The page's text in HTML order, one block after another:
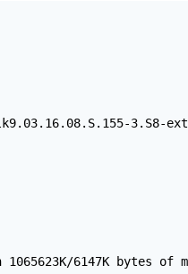
3.S8-
6147K bytes of